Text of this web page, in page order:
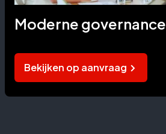
Moderne governance
Bekijken op aanvraag